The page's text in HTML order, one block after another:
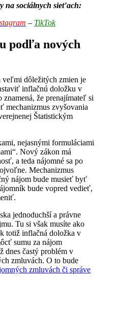
na sociálnych sieťach:
– TikTok
podľa nových
veľmi dôležitých zmien je
inflačnú doložku v
že prenajímateľ si
mechanizmus zvyšovania
Štatistickým
nejasnými formuláciami
Nový zákon má
a teda nájomné sa po
Mechanizmus
nájom bude musieť byť
bude vopred vedieť,
jednoduchší a právne
Tu si však musíte ako
totiž inflačná doložka v
sumu za nájom
dnes častý problém v
zmluvách. O to bude
zmluvách či správe